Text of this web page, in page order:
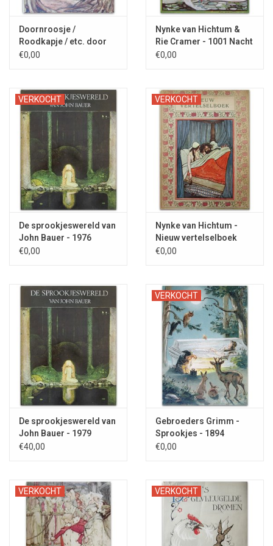
Doornroosje /
Roodkapje / etc. door
Moeder de Gans - 1925
€0,00
Nynke van Hichtum &
Rie Cramer - 1001 Nacht
1921
€0,00
VERKOCHT
De sprookjeswereld van
John Bauer - 1976
€0,00
VERKOCHT
Nynke van Hichtum -
Nieuw vertelselboek
1924
€0,00
De sprookjeswereld van
John Bauer - 1979
€40,00
VERKOCHT
Gebroeders Grimm -
Sprookjes - 1894
€0,00
VERKOCHT VERKOCHT